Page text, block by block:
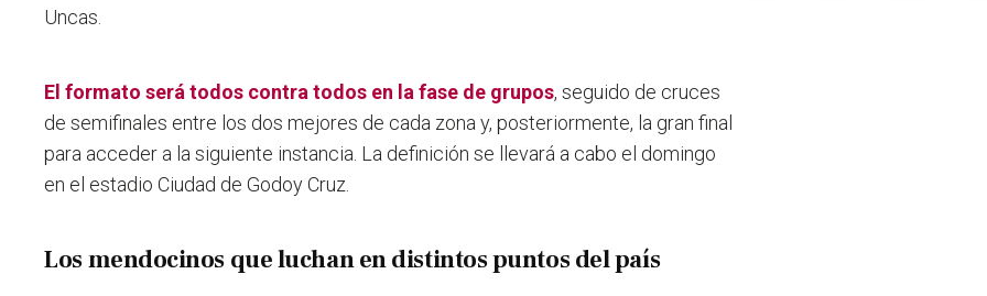
Uncas.
El formato será todos contra todos en la fase de grupos, seguido de cruces
de semifinales entre los dos mejores de cada zona y, posteriormente, la gran final
para acceder a la siguiente instancia. La definición se llevará a cabo el domingo
en el estadio Ciudad de Godoy Cruz.
Los mendocinos que luchan en distintos puntos del país